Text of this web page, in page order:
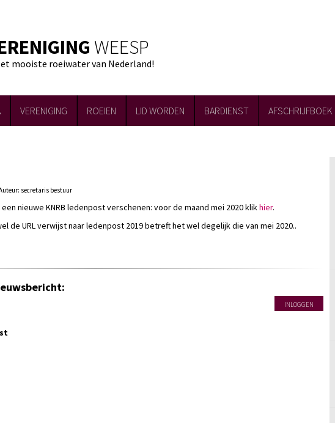
WEESP
mooiste roeiwater van Nederland!
VERENIGING ROEIEN LID WORDEN BARDIENST AFSCHRIJFBOEK
secretaris bestuur
nieuwe KNRB ledenpost verschenen: voor de maand mei 2020 klikhier.
de URL verwijst naar ledenpost 2019 betreft het wel degelijk die van mei 2020..
INLOGGEN